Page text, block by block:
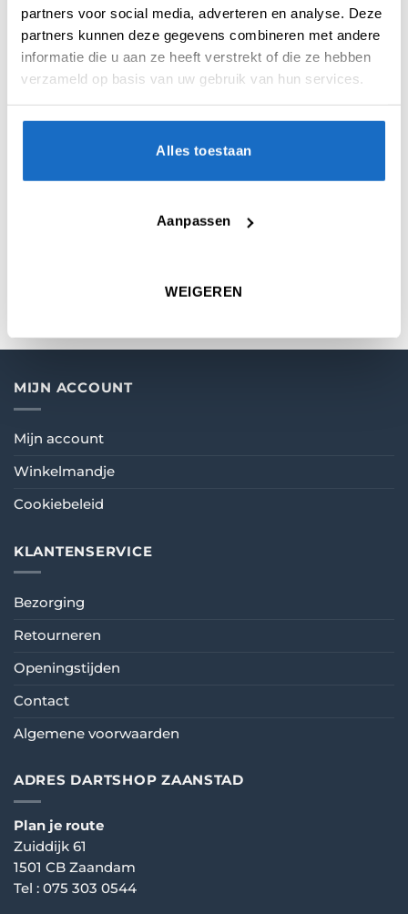
partners voor social media, adverteren en analyse. Deze
partners kunnen deze gegevens combineren met andere
informatie die u aan ze heeft verstrekt of die ze hebben
verzameld op basis van uw gebruik van hun services.
Alles toestaan
Aanpassen
WEIGEREN
AANVULLENDE INFORMATIE
MIJN ACCOUNT
Mijn account
Winkelmandje
Cookiebeleid
KLANTENSERVICE
Bezorging
Retourneren
Openingstijden
Contact
Algemene voorwaarden
ADRES DARTSHOP ZAANSTAD
Plan je route
Zuiddijk 61
1501 CB Zaandam
Tel : 075 303 0544